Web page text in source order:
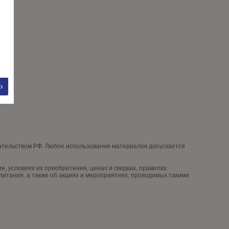
РФ. Любое использование материалов допускается
условиях их приобретения, ценах и скидках, правилах
а также об акциях и мероприятиях, проводимых такими